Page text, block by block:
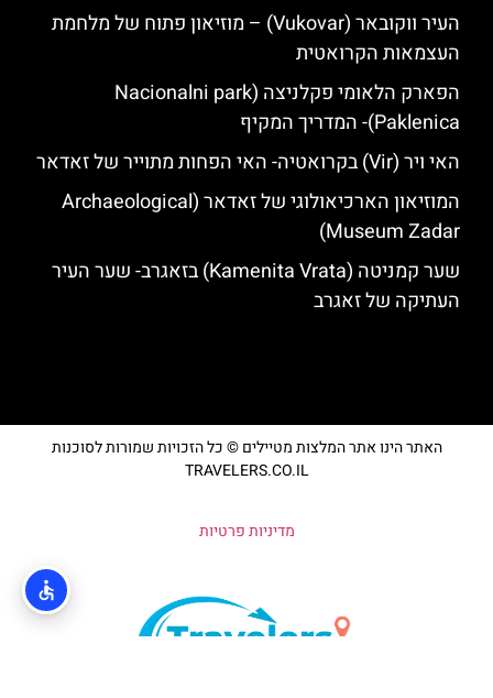
העיר ווקובאר (Vukovar) – מוזיאון פתוח של מלחמת
העצמאות הקרואטית
הפארק הלאומי פקלניצה (Nacionalni park
Paklenica)- המדריך המקיף
האי ויר (Vir) בקרואטיה- האי הפחות מתוייר של זאדאר
המוזיאון הארכיאולוגי של זאדאר (Archaeological
Museum Zadar)
שער קמניטה (Kamenita Vrata) בזאגרב- שער העיר
העתיקה של זאגרב
האתר הינו אתר המלצות מטיילים © כל הזכויות שמורות לסוכנות
TRAVELERS.CO.IL
מדיניות פרטיות